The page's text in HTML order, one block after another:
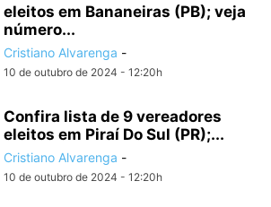
eleitos em Bananeiras (PB); veja
número...
Cristiano Alvarenga -
10 de outubro de 2024 - 12:20h
Confira lista de 9 vereadores
eleitos em Piraí Do Sul (PR);...
Cristiano Alvarenga -
10 de outubro de 2024 - 12:20h